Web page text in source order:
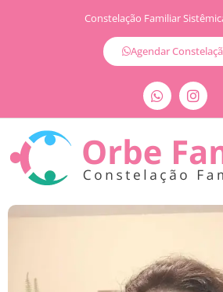
Constelação Familiar
Agendar